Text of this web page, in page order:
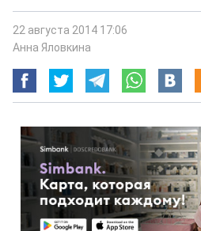
22 августа 2014 17:06
Анна Яловкина